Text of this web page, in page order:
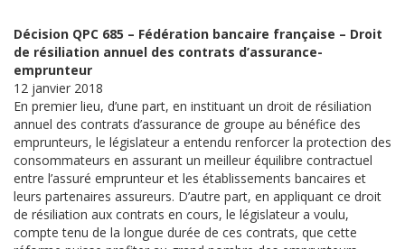
Décision QPC 685 – Fédération bancaire française – Droit
de résiliation annuel des contrats d’assurance-
emprunteur
12 janvier 2018
En premier lieu, d’une part, en instituant un droit de résiliation
annuel des contrats d’assurance de groupe au bénéfice des
emprunteurs, le législateur a entendu renforcer la protection des
consommateurs en assurant un meilleur équilibre contractuel
entre l’assuré emprunteur et les établissements bancaires et
leurs partenaires assureurs. D’autre part, en appliquant ce droit
de résiliation aux contrats en cours, le législateur a voulu,
compte tenu de la longue durée de ces contrats, que cette